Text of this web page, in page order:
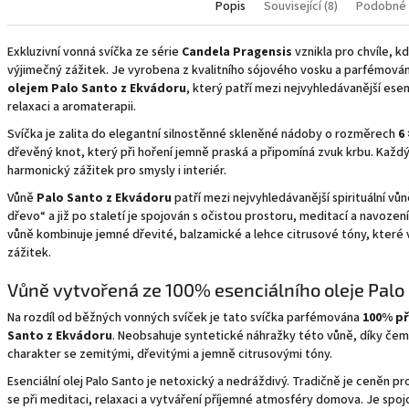
Popis Související (8) Podobné
Exkluzivní vonná svíčka ze série Candela Pragensis vznikla pro chvíle,
výjimečný zážitek. Je vyrobena z kvalitního sójového vosku a
olejem Palo Santo z Ekvádoru, který patří mezi nejvyhledávanější
relaxaci a aromaterapii.
Svíčka je zalita do elegantní silnostěnné skleněné nádoby o rozměrech 6
dřevěný knot, který při hoření jemně praská a připomíná zvuk krbu.
harmonický zážitek pro smysly i interiér.
Vůně Palo Santo z Ekvádoru patří mezi nejvyhledávanější spirituální
dřevo“ a již po staletí je spojován s očistou prostoru, meditací a
vůně kombinuje jemné dřevité, balzamické a lehce citrusové tóny,
zážitek.
Vůně vytvořená ze 100% esenciálního oleje Palo
Na rozdíl od běžných vonných svíček je tato svíčka parfémována 100%
Santo z Ekvádoru. Neobsahuje syntetické náhražky této vůně, díky
charakter se zemitými, dřevitými a jemně citrusovými tóny.
Esenciální olej Palo Santo je netoxický a nedráždivý. Tradičně je ceněn
se při meditaci, relaxaci a vytváření příjemné atmosféry domova. Je